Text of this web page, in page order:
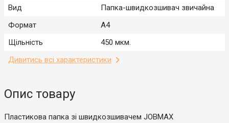
Вид
Папка-швидкозшивач звичайна
Формат
А4
Щільність
450 мкм.
Дивитись всі характеристики
Опис товару
Пластикова папка зі швидкозшивачем JOBMAX